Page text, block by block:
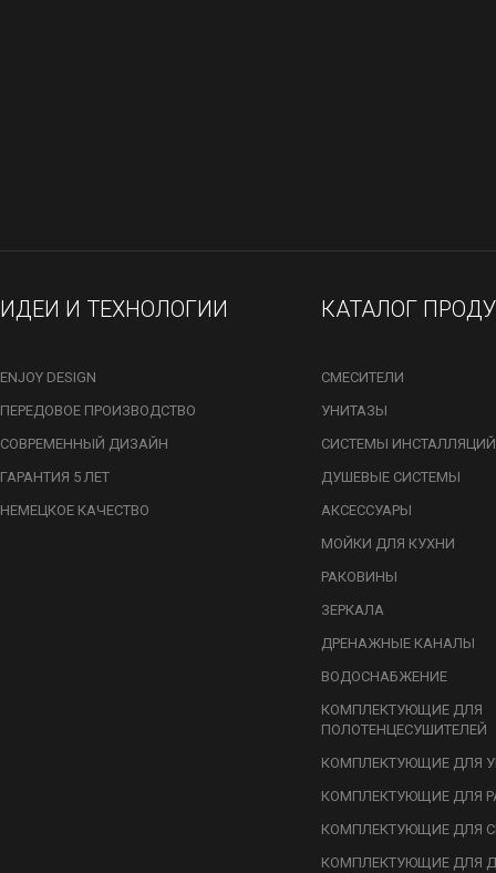
ИДЕИ И ТЕХНОЛОГИИ
ENJOY DESIGN
ПЕРЕДОВОЕ ПРОИЗВОДСТВО
СОВРЕМЕННЫЙ ДИЗАЙН
ГАРАНТИЯ 5 ЛЕТ
НЕМЕЦКОЕ КАЧЕСТВО
КАТАЛОГ
СМЕСИТЕЛИ
УНИТАЗЫ
СИСТЕМЫ ИНСТАЛЛЯЦИЙ
ДУШЕВЫЕ СИСТЕМЫ
АКСЕССУАРЫ
МОЙКИ ДЛЯ КУХНИ
РАКОВИНЫ
ЗЕРКАЛА
ДРЕНАЖНЫЕ КАНАЛЫ
ВОДОСНАБЖЕНИЕ
КОМПЛЕКТУЮЩИЕ ДЛЯ
ПОЛОТЕНЦЕСУШИТЕЛЕЙ
КОМПЛЕКТУЮЩИЕ ДЛЯ
КОМПЛЕКТУЮЩИЕ ДЛЯ
КОМПЛЕКТУЮЩИЕ ДЛЯ
КОМПЛЕКТУЮЩИЕ ДЛЯ